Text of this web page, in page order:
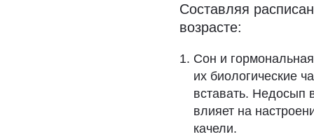
Составляя
возрасте:
Сон и
их биологические
вставать. Недосып
влияет на
качели.